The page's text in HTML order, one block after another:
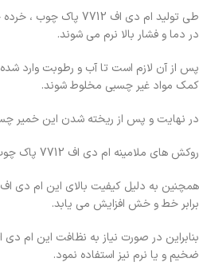
طی تولید ام دی اف
در دما و فشار بالا نرم می شوند.
پس از آن لازم است تا آب و رطوبت وارد
کمک مواد غیر چسبی مخلوط شوند.
در نهایت و پس از ریخته شدن این خمیر
روکش های ملامینه ام دی اف 7712 پاک چوب بر روی آنها پرس خواهد شد.
همچنین به دلیل کیفیت بالای این ام دی
برابر خط و خش افزایش می یابد.
بنابراین در صورت نیاز به نظافت این ام دی
ضخیم و یا نرم نیز استفاده نمود.